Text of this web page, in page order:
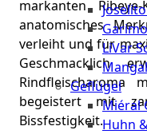
LiVar
Geflügel
Miéral
Huhn
markanten
anatomisches
verleiht und für
Geschmacklich
Rindfleischaroma
begeistert mit
Bissfestigkeit.